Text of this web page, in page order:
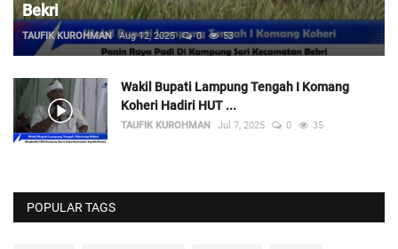
Bekri
TAUFIK KUROHMAN Aug 12, 2025 0 53
Wakil Bupati Lampung Tengah I Komang
Koheri Hadiri HUT ...
TAUFIK KUROHMAN Jul 7, 2025 0 35
POPULAR TAGS